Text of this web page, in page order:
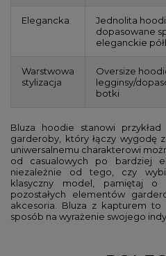
Elegancka
Jednolita
dopasowane
eleganckie
Warstwowa
stylizacja
Oversize
legginsy/
botki
Bluza hoodie stanowi
garderoby, który łączy wygodę
uniwersalnemu charakterowi
od casualowych po bardziej
niezależnie od tego, czy
klasyczny model, pamiętaj o
pozostałych elementów
akcesoria. Bluza z kapturem
sposób na wyrażenie swojego